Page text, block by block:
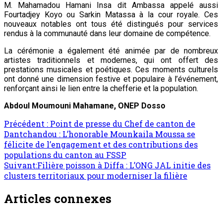
M. Mahamadou Hamani Insa dit Ambassa appelé aussi
Fourtadjey Koyo ou Sarkin Matassa à la cour royale. Ces
nouveaux notables ont tous été distingués pour services
rendus à la communauté dans leur domaine de compétence.
La cérémonie a également été animée par de nombreux
artistes traditionnels et modernes, qui ont offert des
prestations musicales et poétiques. Ces moments culturels
ont donné une dimension festive et populaire à l’événement,
renforçant ainsi le lien entre la chefferie et la population.
Abdoul Moumouni Mahamane, ONEP Dosso
Précédent : Point de presse du Chef de canton de
Dantchandou : L’honorable Mounkaila Moussa se
félicite de l’engagement et des contributions des
populations du canton au FSSP
Suivant:Filière poisson à Diffa : L’ONG JAL initie des
clusters territoriaux pour moderniser la filière
Articles connexes